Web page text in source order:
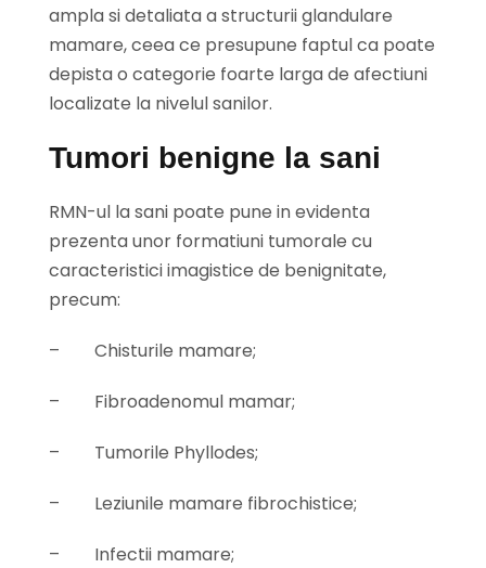
ampla si detaliata a structurii glandulare
mamare, ceea ce presupune faptul ca poate
depista o categorie foarte larga de afectiuni
localizate la nivelul sanilor.
Tumori benigne la sani
RMN-ul la sani poate pune in evidenta
prezenta unor formatiuni tumorale cu
caracteristici imagistice de benignitate,
precum:
– Chisturile mamare;
– Fibroadenomul mamar;
– Tumorile Phyllodes;
– Leziunile mamare fibrochistice;
– Infectii mamare;